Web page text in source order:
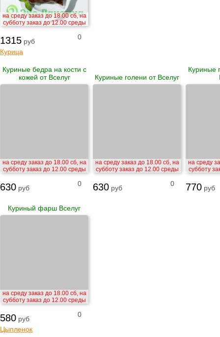
на среду заказ до 18.00 сб, на
субботу заказ до 12.00 среды
1315 руб
0
Курица
Куриные бедра на кости с
кожей от Вселуг
на среду заказ до 18.00 сб, на
субботу заказ до 12.00 среды
630 руб
0
Куриные голени от Вселуг
на среду заказ до 18.00 сб, на
субботу заказ до 12.00 среды
630 руб
0
Куриные
на среду
субботу
770 руб
Куриный фарш Вселуг
на среду заказ до 18.00 сб, на
субботу заказ до 12.00 среды
580 руб
0
Цыпленок